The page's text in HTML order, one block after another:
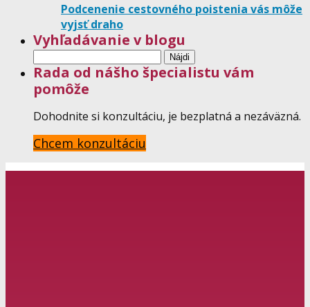
Podcenenie cestovného poistenia vás môže
vyjsť draho
Vyhľadávanie v blogu
Hľadať:
Rada od nášho špecialistu vám
pomôže
Dohodnite si konzultáciu, je bezplatná a nezáväzná.
Chcem konzultáciu